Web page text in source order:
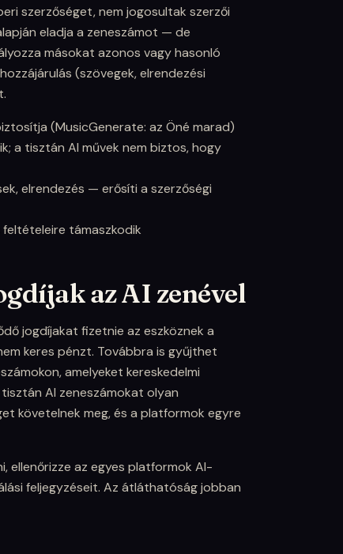
szerzőséget, nem jogosultak szerzői
eladja a zeneszámot — de
másokat azonos vagy hasonló
(szövegek, elrendezési
(MusicGenerate: az Öné marad)
a tisztán AI művek nem biztos, hogy
elrendezés — erősíti a szerzőségi
támaszkodik
az AI zenével
jogdíjakat fizetnie az eszköznek a
keres pénzt. Továbbra is gyűjthet
amelyeket kereskedelmi
AI zeneszámokat olyan
követelnek meg, és a platformok egyre
ellenőrizze az egyes platformok AI-
feljegyzéseit. Az átláthatóság jobban